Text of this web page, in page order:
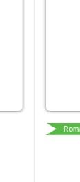
LIVRE DE